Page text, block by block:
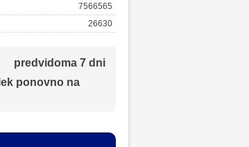
7566565
26630
predvidoma 7 dni
ponovno na